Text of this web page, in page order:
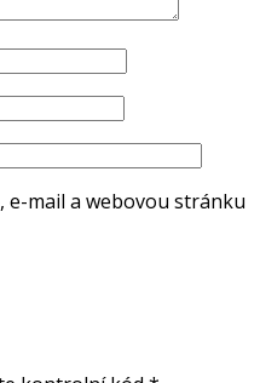
e-mail a webovou stránku